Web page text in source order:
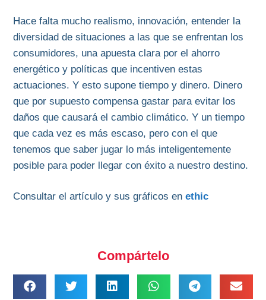
Hace falta mucho realismo, innovación, entender la
diversidad de situaciones a las que se enfrentan los
consumidores, una apuesta clara por el ahorro
energético y políticas que incentiven estas
actuaciones. Y esto supone tiempo y dinero. Dinero
que por supuesto compensa gastar para evitar los
daños que causará el cambio climático. Y un tiempo
que cada vez es más escaso, pero con el que
tenemos que saber jugar lo más inteligentemente
posible para poder llegar con éxito a nuestro destino.
Consultar el artículo y sus gráficos enethic
Compártelo